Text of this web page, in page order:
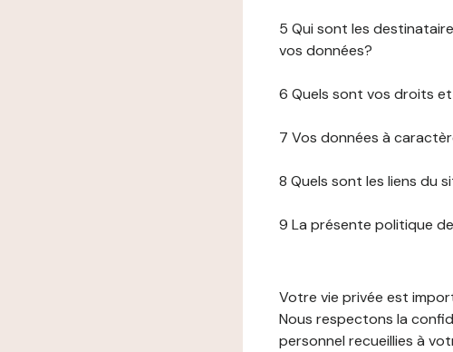
5 Qui sont les
vos données?
6 Quels sont vos droits
7 Vos données à
8 Quels sont les liens du
9 La présente politique
Votre vie privée est
Nous respectons la
personnel recueillies à